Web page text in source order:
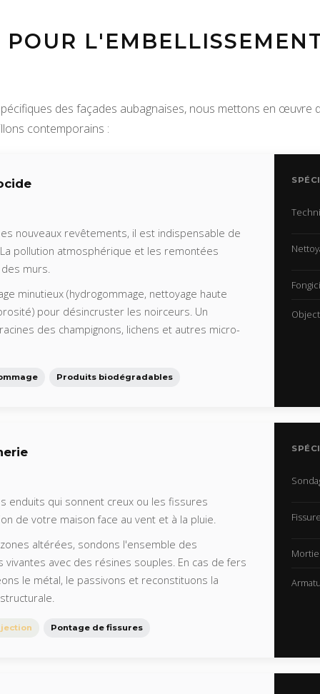
des façades aubagnaises, nous mettons en œuvre
contemporains :
nouveaux revêtements, il est indispensable de
pollution atmosphérique et les remontées
murs.
minutieux (hydrogommage, nettoyage haute
pour désincruster les noirceurs. Un
des champignons, lichens et autres micro-
Produits biodégradables
enduits qui sonnent creux ou les fissures
de votre maison face au vent et à la pluie.
altérées, sondons l'ensemble des
avec des résines souples. En cas de fers
le métal, le passivons et reconstituons la
Pontage de fissures